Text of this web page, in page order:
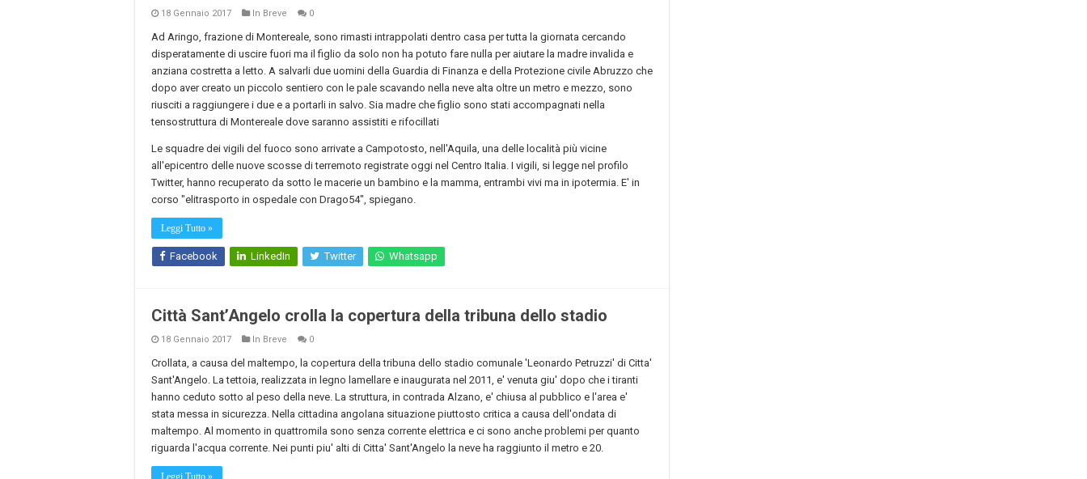
18 Gennaio 2017 In Breve 0
Ad Aringo, frazione di Montereale, sono rimasti intrappolati dentro casa per tutta la giornata cercando
disperatamente di uscire fuori ma il figlio da solo non ha potuto fare nulla per aiutare la madre invalida e
anziana costretta a letto. A salvarli due uomini della Guardia di Finanza e della Protezione civile Abruzzo che
dopo aver creato un piccolo sentiero con le pale scavando nella neve alta oltre un metro e mezzo, sono
riusciti a raggiungere i due e a portarli in salvo. Sia madre che figlio sono stati accompagnati nella
tensostruttura di Montereale dove saranno assistiti e rifocillati
Le squadre dei vigili del fuoco sono arrivate a Campotosto, nell'Aquila, una delle località più vicine
all'epicentro delle nuove scosse di terremoto registrate oggi nel Centro Italia. I vigili, si legge nel profilo
Twitter, hanno recuperato da sotto le macerie un bambino e la mamma, entrambi vivi ma in ipotermia. E' in
corso "elitrasporto in ospedale con Drago54", spiegano.
Leggi Tutto »
Facebook LinkedIn Twitter Whatsapp
Città Sant’Angelo crolla la copertura della tribuna dello stadio
18 Gennaio 2017 In Breve 0
Crollata, a causa del maltempo, la copertura della tribuna dello stadio comunale 'Leonardo Petruzzi' di Citta'
Sant'Angelo. La tettoia, realizzata in legno lamellare e inaugurata nel 2011, e' venuta giu' dopo che i tiranti
hanno ceduto sotto al peso della neve. La struttura, in contrada Alzano, e' chiusa al pubblico e l'area e'
stata messa in sicurezza. Nella cittadina angolana situazione piuttosto critica a causa dell'ondata di
maltempo. Al momento in quattromila sono senza corrente elettrica e ci sono anche problemi per quanto
riguarda l'acqua corrente. Nei punti piu' alti di Citta' Sant'Angelo la neve ha raggiunto il metro e 20.
Leggi Tutto »